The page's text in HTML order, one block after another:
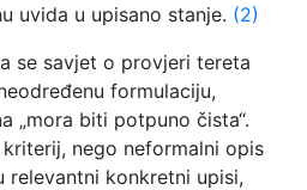
uvida u upisano stanje. (2)
se savjet o provjeri tereta
formulaciju,
„mora biti potpuno čista“.
nego neformalni opis
relevantni konkretni upisi,